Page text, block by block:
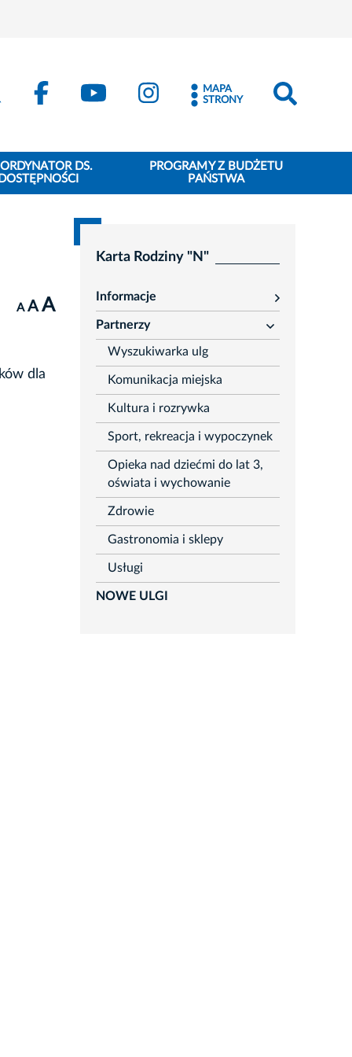
MAPA
STRONY
DS.
PROGRAMY Z BUDŻETU
PAŃSTWA
A A A
dla
Karta Rodziny "N"
Informacje
rozwiń
Partnerzy
rozwiń
Wyszukiwarka ulg
Komunikacja miejska
Kultura i rozrywka
Sport, rekreacja i wypoczynek
Opieka nad dziećmi do lat 3,
oświata i wychowanie
Zdrowie
Gastronomia i sklepy
Usługi
NOWE ULGI